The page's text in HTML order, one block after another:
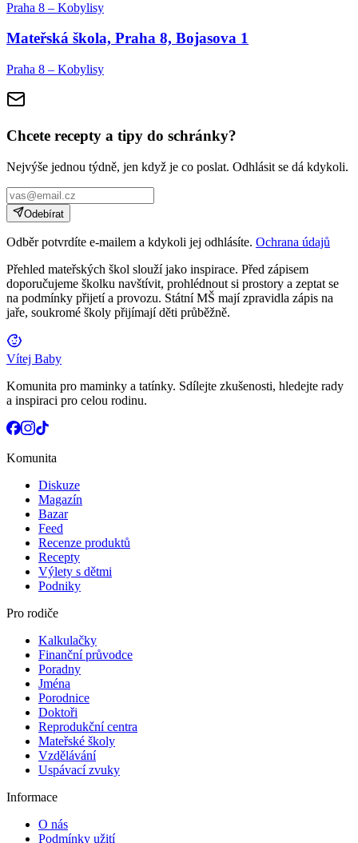
Praha 8 – Kobylisy
Mateřská škola, Praha 8, Bojasova 1
Praha 8 – Kobylisy
Chcete recepty a tipy do schránky?
Nejvýše jednou týdně, jen když je co poslat. Odhlásit se dá kdykoli.
Odebírat
Odběr potvrdíte e-mailem a kdykoli jej odhlásíte. Ochrana údajů
Přehled mateřských škol slouží jako inspirace. Před zápisem
doporučujeme školku navštívit, prohlédnout si prostory a zeptat se
na podmínky přijetí a provozu. Státní MŠ mají zpravidla zápis na
jaře, soukromé školy přijímají děti průběžně.
Vítej Baby
Komunita pro maminky a tatínky. Sdílejte zkušenosti, hledejte rady
a inspiraci pro celou rodinu.
Komunita
Diskuze
Magazín
Bazar
Feed
Recenze produktů
Recepty
Výlety s dětmi
Podniky
Pro rodiče
Kalkulačky
Finanční průvodce
Poradny
Jména
Porodnice
Doktoři
Reprodukční centra
Mateřské školy
Vzdělávání
Uspávací zvuky
Informace
O nás
Podmínky užití